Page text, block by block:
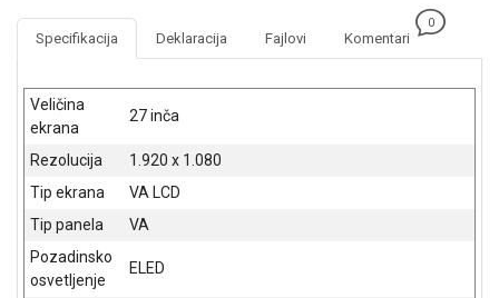
SOFTWARE
KABLOVI I
ADAPTERI
KANCELARIJSKI
SVE
ZA
Specifikacija Deklaracija Fajlovi Komentari
0
Veličina
ekrana
27 inča
Rezolucija
1.920 x 1.080
Tip ekrana
VA LCD
Tip panela
VA
Pozadinsko
osvetljenje
ELED